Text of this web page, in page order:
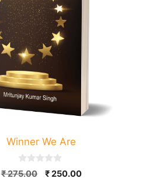
Winner We Are
0
o
₹275.00
Original
₹250.00Current